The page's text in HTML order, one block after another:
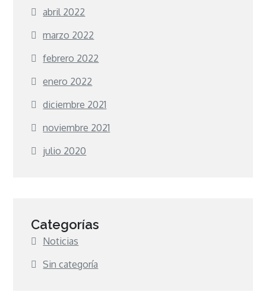
abril 2022
marzo 2022
febrero 2022
enero 2022
diciembre 2021
noviembre 2021
julio 2020
Categorías
Noticias
Sin categoría